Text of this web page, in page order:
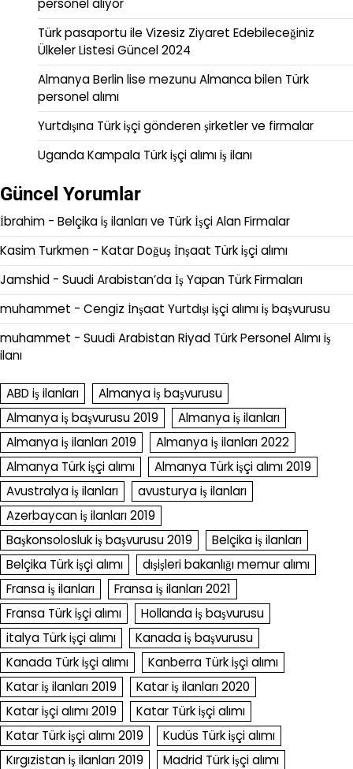
Türk pasaportu ile Vizesiz Ziyaret Edebileceğiniz
Ülkeler Listesi Güncel 2024
Almanya Berlin lise mezunu Almanca bilen Türk
personel alımı
Yurtdışına Türk işçi gönderen şirketler ve firmalar
Uganda Kampala Türk işçi alımı iş ilanı
Güncel Yorumlar
İbrahim - Belçika iş ilanları ve Türk İşçi Alan Firmalar
Kasim Turkmen - Katar Doğuş İnşaat Türk işçi alımı
Jamshid - Suudi Arabistan’da İş Yapan Türk Firmaları
muhammet - Cengiz İnşaat Yurtdışı işçi alımı iş başvurusu
muhammet - Suudi Arabistan Riyad Türk Personel Alımı iş
ilanı
ABD iş ilanları
Almanya iş başvurusu
Almanya iş başvurusu 2019
Almanya iş ilanları
Almanya iş ilanları 2019
Almanya iş ilanları 2022
Almanya Türk işçi alımı
Almanya Türk işçi alımı 2019
Avustralya iş ilanları
avusturya iş ilanları
Azerbaycan iş ilanları 2019
Başkonsolosluk iş başvurusu 2019
Belçika iş ilanları
Belçika Türk işçi alımı
dışişleri bakanlığı memur alımı
Fransa iş ilanları
Fransa iş ilanları 2021
Fransa Türk işçi alımı
Hollanda iş başvurusu
italya Türk işçi alımı
Kanada iş başvurusu
Kanada Türk işçi alımı
Kanberra Türk işçi alımı
Katar iş ilanları 2019
Katar iş ilanları 2020
Katar işçi alımı 2019
Katar Türk işçi alımı
Katar Türk işçi alımı 2019
Kudüs Türk işçi alımı
Kırgızistan iş ilanları 2019
Madrid Türk işçi alımı